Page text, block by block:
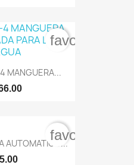
MANGUERA...
AUTOMATICO...